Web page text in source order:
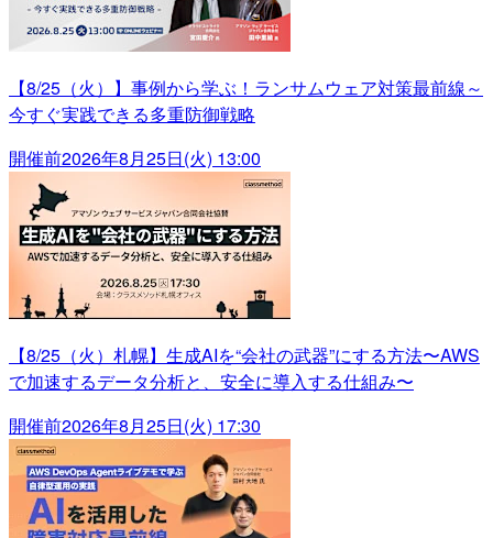
【8/25（火）】事例から学ぶ！ランサムウェア対策最前線～
今すぐ実践できる多重防御戦略
開催前2026年8月25日(火) 13:00
【8/25（火）札幌】生成AIを“会社の武器”にする方法〜AWS
で加速するデータ分析と、安全に導入する仕組み〜
開催前2026年8月25日(火) 17:30